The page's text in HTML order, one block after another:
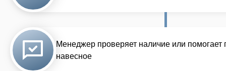
Менеджер проверяет наличие или помогает
навесное